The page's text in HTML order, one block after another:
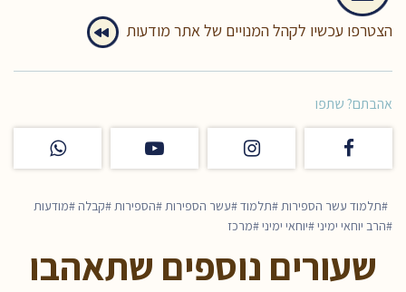
הצטרפו עכשיו לקהל המנויים של אתר מודעות
אהבתם? שתפו
תלמוד עשר הספירות תלמוד עשר הספירות הספירות קבלה
מודעות
הרב יוחאי ימיני
יוחאי ימיני מרכז
שעורים נוספים שתאהבו